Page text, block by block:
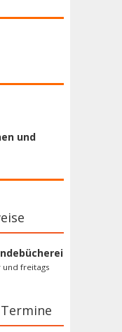
und
und freitags